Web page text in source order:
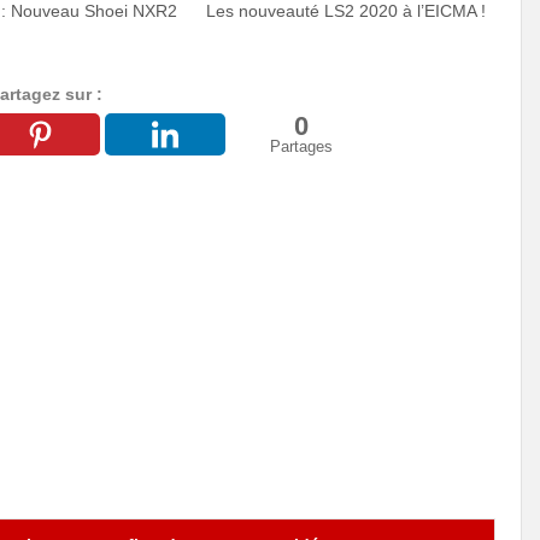
Nouveau Shoei NXR2 Les nouveauté LS2 2020 à l’EICMA !
sur :
0
Partages